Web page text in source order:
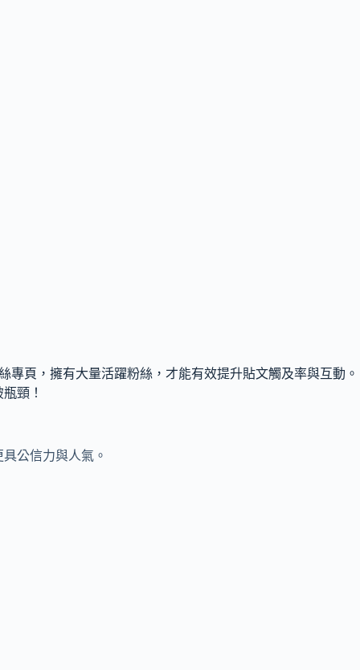
專頁，擁有大量活躍粉絲，才能有效提升貼文觸及率與互動。
頸！
公信力與人氣。